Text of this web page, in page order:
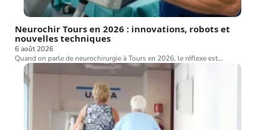
Neurochir Tours en 2026 : innovations, robots et
nouvelles techniques
6 août 2026
Quand on parle de neurochirurgie à Tours en 2026, le réflexe est…